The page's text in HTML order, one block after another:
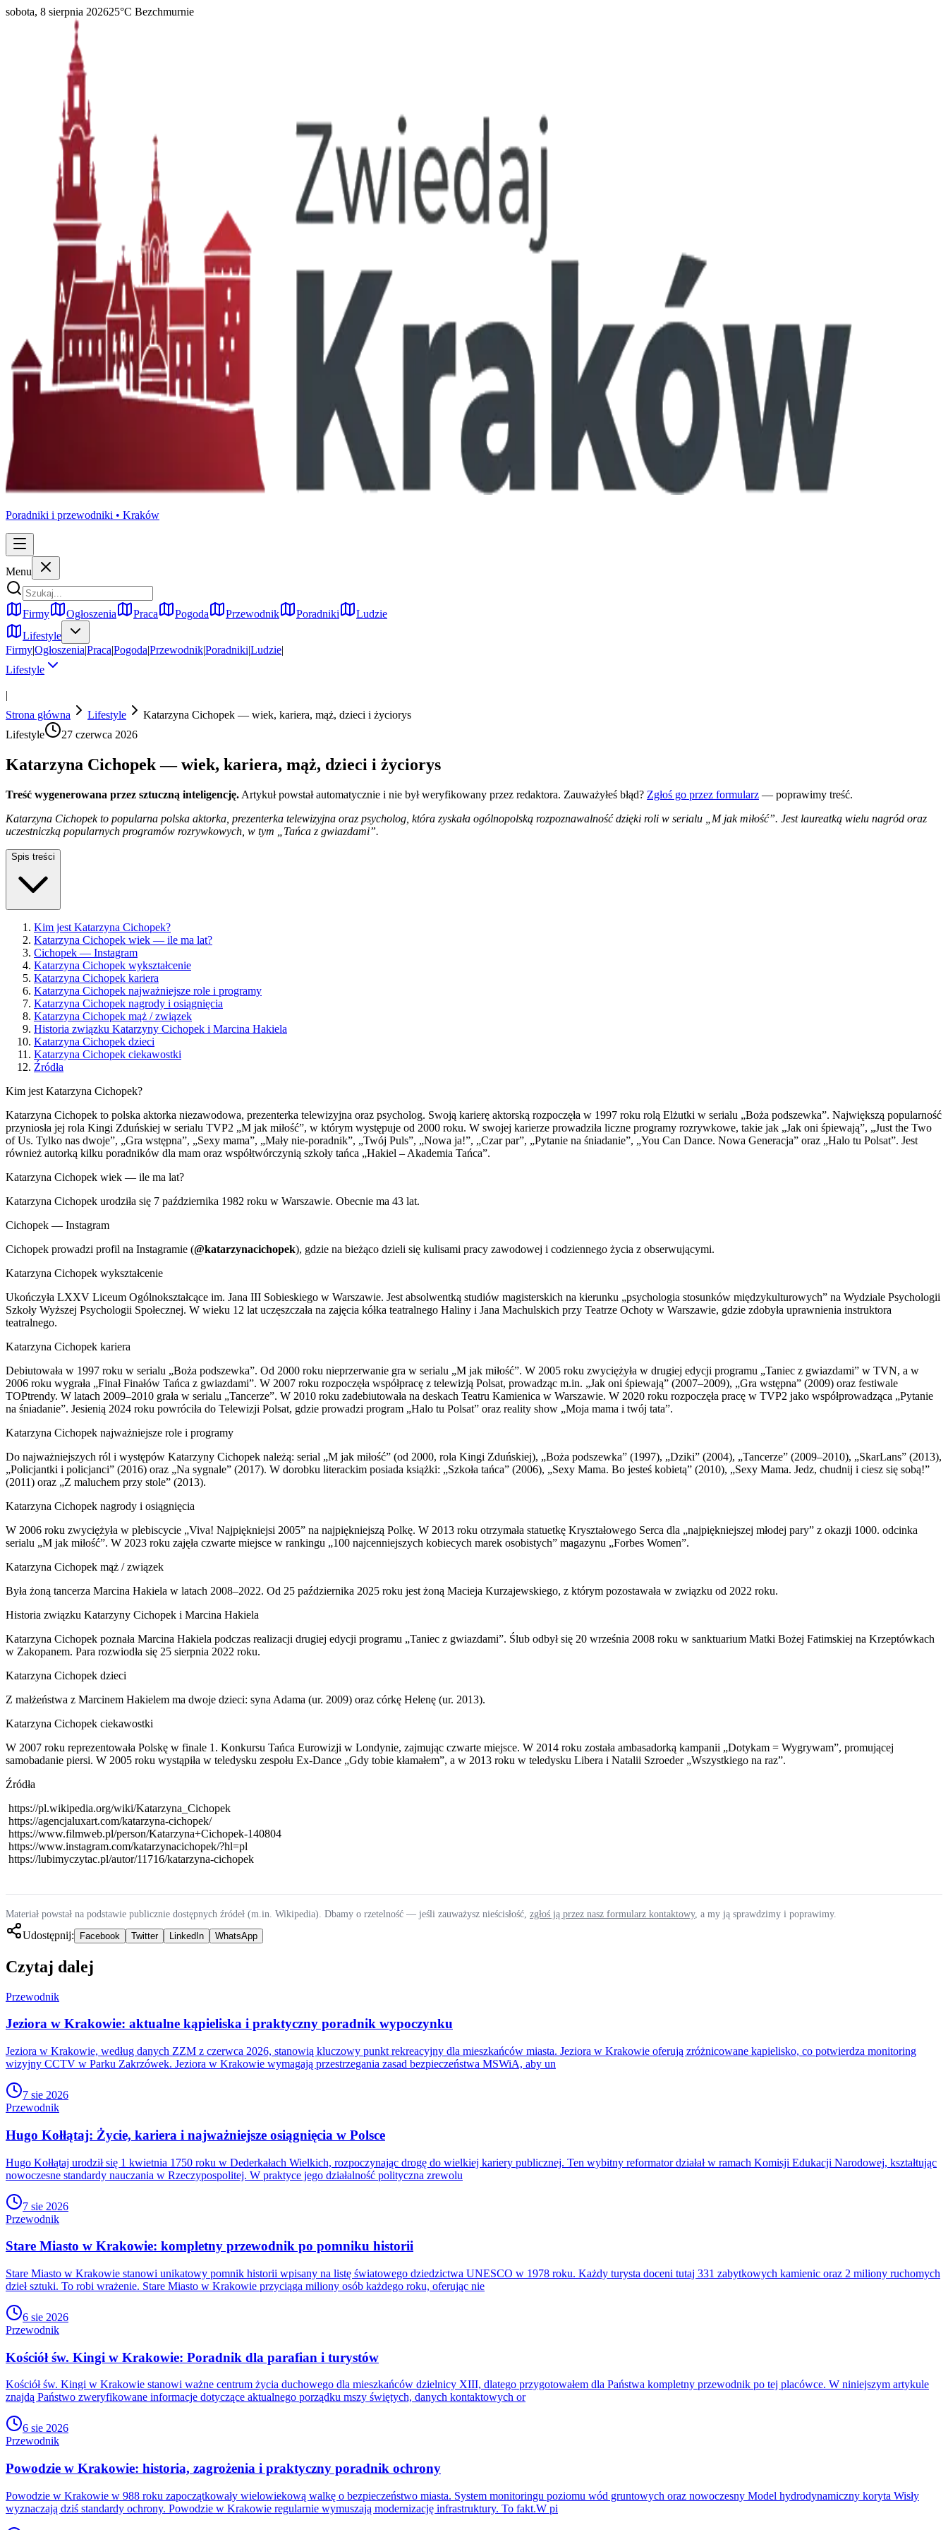
sobota, 8 sierpnia 202625°C Bezchmurnie
Poradniki i przewodniki • Kraków
Menu
Firmy Ogłoszenia Praca Pogoda Przewodnik Poradniki
Ludzie
Lifestyle
Firmy|Ogłoszenia|Praca|Pogoda|Przewodnik|Poradniki|Ludzie|
Lifestyle
|
Strona główna
Lifestyle
Katarzyna Cichopek — wiek, kariera, mąż, dzieci i życiorys
Lifestyle
27 czerwca 2026
Katarzyna Cichopek — wiek, kariera, mąż, dzieci i życiorys
Treść wygenerowana przez sztuczną inteligencję. Artykuł powstał automatycznie i nie był weryfikowany przez redaktora. Zauważyłeś błąd? Zgłoś go przez formularz — poprawimy treść.
Katarzyna Cichopek to popularna polska aktorka, prezenterka telewizyjna oraz psycholog, która zyskała ogólnopolską rozpoznawalność dzięki roli w serialu „M jak miłość”. Jest laureatką wielu nagród oraz
uczestniczką popularnych programów rozrywkowych, w tym „Tańca z gwiazdami”.
Spis treści
Kim jest Katarzyna Cichopek?
Katarzyna Cichopek wiek — ile ma lat?
Cichopek — Instagram
Katarzyna Cichopek wykształcenie
Katarzyna Cichopek kariera
Katarzyna Cichopek najważniejsze role i programy
Katarzyna Cichopek nagrody i osiągnięcia
Katarzyna Cichopek mąż / związek
Historia związku Katarzyny Cichopek i Marcina Hakiela
Katarzyna Cichopek dzieci
Katarzyna Cichopek ciekawostki
Źródła
Kim jest Katarzyna Cichopek?
Katarzyna Cichopek to polska aktorka niezawodowa, prezenterka telewizyjna oraz psycholog. Swoją karierę aktorską rozpoczęła w 1997 roku rolą Elżutki w serialu „Boża podszewka”. Największą popularność
przyniosła jej rola Kingi Zduńskiej w serialu TVP2 „M jak miłość”, w którym występuje od 2000 roku. W swojej karierze prowadziła liczne programy rozrywkowe, takie jak „Jak oni śpiewają”, „Just the Two
of Us. Tylko nas dwoje”, „Gra wstępna”, „Sexy mama”, „Mały nie-poradnik”, „Twój Puls”, „Nowa ja!”, „Czar par”, „Pytanie na śniadanie”, „You Can Dance. Nowa Generacja” oraz „Halo tu Polsat”. Jest
również autorką kilku poradników dla mam oraz współtwórczynią szkoły tańca „Hakiel – Akademia Tańca”.
Katarzyna Cichopek wiek — ile ma lat?
Katarzyna Cichopek urodziła się 7 października 1982 roku w Warszawie. Obecnie ma 43 lat.
Cichopek — Instagram
Cichopek prowadzi profil na Instagramie (@katarzynacichopek), gdzie na bieżąco dzieli się kulisami pracy zawodowej i codziennego życia z obserwującymi.
Katarzyna Cichopek wykształcenie
Ukończyła LXXV Liceum Ogólnokształcące im. Jana III Sobieskiego w Warszawie. Jest absolwentką studiów magisterskich na kierunku „psychologia stosunków międzykulturowych” na Wydziale Psychologii
Szkoły Wyższej Psychologii Społecznej. W wieku 12 lat uczęszczała na zajęcia kółka teatralnego Haliny i Jana Machulskich przy Teatrze Ochoty w Warszawie, gdzie zdobyła uprawnienia instruktora
teatralnego.
Katarzyna Cichopek kariera
Debiutowała w 1997 roku w serialu „Boża podszewka”. Od 2000 roku nieprzerwanie gra w serialu „M jak miłość”. W 2005 roku zwyciężyła w drugiej edycji programu „Taniec z gwiazdami” w TVN, a w
2006 roku wygrała „Finał Finałów Tańca z gwiazdami”. W 2007 roku rozpoczęła współpracę z telewizją Polsat, prowadząc m.in. „Jak oni śpiewają” (2007–2009), „Gra wstępna” (2009) oraz festiwale
TOPtrendy. W latach 2009–2010 grała w serialu „Tancerze”. W 2010 roku zadebiutowała na deskach Teatru Kamienica w Warszawie. W 2020 roku rozpoczęła pracę w TVP2 jako współprowadząca „Pytanie
na śniadanie”. Jesienią 2024 roku powróciła do Telewizji Polsat, gdzie prowadzi program „Halo tu Polsat” oraz reality show „Moja mama i twój tata”.
Katarzyna Cichopek najważniejsze role i programy
Do najważniejszych ról i występów Katarzyny Cichopek należą: serial „M jak miłość” (od 2000, rola Kingi Zduńskiej), „Boża podszewka” (1997), „Dziki” (2004), „Tancerze” (2009–2010), „SkarLans” (2013),
„Policjantki i policjanci” (2016) oraz „Na sygnale” (2017). W dorobku literackim posiada książki: „Szkoła tańca” (2006), „Sexy Mama. Bo jesteś kobietą” (2010), „Sexy Mama. Jedz, chudnij i ciesz się sobą!”
(2011) oraz „Z maluchem przy stole” (2013).
Katarzyna Cichopek nagrody i osiągnięcia
W 2006 roku zwyciężyła w plebiscycie „Viva! Najpiękniejsi 2005” na najpiękniejszą Polkę. W 2013 roku otrzymała statuetkę Kryształowego Serca dla „najpiękniejszej młodej pary” z okazji 1000. odcinka
serialu „M jak miłość”. W 2023 roku zajęła czwarte miejsce w rankingu „100 najcenniejszych kobiecych marek osobistych” magazynu „Forbes Women”.
Katarzyna Cichopek mąż / związek
Była żoną tancerza Marcina Hakiela w latach 2008–2022. Od 25 października 2025 roku jest żoną Macieja Kurzajewskiego, z którym pozostawała w związku od 2022 roku.
Historia związku Katarzyny Cichopek i Marcina Hakiela
Katarzyna Cichopek poznała Marcina Hakiela podczas realizacji drugiej edycji programu „Taniec z gwiazdami”. Ślub odbył się 20 września 2008 roku w sanktuarium Matki Bożej Fatimskiej na Krzeptówkach
w Zakopanem. Para rozwiodła się 25 sierpnia 2022 roku.
Katarzyna Cichopek dzieci
Z małżeństwa z Marcinem Hakielem ma dwoje dzieci: syna Adama (ur. 2009) oraz córkę Helenę (ur. 2013).
Katarzyna Cichopek ciekawostki
W 2007 roku reprezentowała Polskę w finale 1. Konkursu Tańca Eurowizji w Londynie, zajmując czwarte miejsce. W 2014 roku została ambasadorką kampanii „Dotykam = Wygrywam”, promującej
samobadanie piersi. W 2005 roku wystąpiła w teledysku zespołu Ex-Dance „Gdy tobie kłamałem”, a w 2013 roku w teledysku Libera i Natalii Szroeder „Wszystkiego na raz”.
Źródła
https://pl.wikipedia.org/wiki/Katarzyna_Cichopek
https://agencjaluxart.com/katarzyna-cichopek/
https://www.filmweb.pl/person/Katarzyna+Cichopek-140804
https://www.instagram.com/katarzynacichopek/?hl=pl
https://lubimyczytac.pl/autor/11716/katarzyna-cichopek
Materiał powstał na podstawie publicznie dostępnych źródeł (m.in. Wikipedia). Dbamy o rzetelność — jeśli zauważysz nieścisłość, zgłoś ją przez nasz formularz kontaktowy, a my ją sprawdzimy i poprawimy.
Udostępnij: Facebook Twitter LinkedIn WhatsApp
Czytaj dalej
Przewodnik
Jeziora w Krakowie: aktualne kąpieliska i praktyczny poradnik wypoczynku
Jeziora w Krakowie, według danych ZZM z czerwca 2026, stanowią kluczowy punkt rekreacyjny dla mieszkańców miasta. Jeziora w Krakowie oferują zróżnicowane kąpielisko, co potwierdza monitoring
wizyjny CCTV w Parku Zakrzówek. Jeziora w Krakowie wymagają przestrzegania zasad bezpieczeństwa MSWiA, aby un
7 sie 2026
Przewodnik
Hugo Kołłątaj: Życie, kariera i najważniejsze osiągnięcia w Polsce
Hugo Kołłątaj urodził się 1 kwietnia 1750 roku w Dederkałach Wielkich, rozpoczynając drogę do wielkiej kariery publicznej. Ten wybitny reformator działał w ramach Komisji Edukacji Narodowej, kształtując
nowoczesne standardy nauczania w Rzeczypospolitej. W praktyce jego działalność polityczna zrewolu
7 sie 2026
Przewodnik
Stare Miasto w Krakowie: kompletny przewodnik po pomniku historii
Stare Miasto w Krakowie stanowi unikatowy pomnik historii wpisany na listę światowego dziedzictwa UNESCO w 1978 roku. Każdy turysta doceni tutaj 331 zabytkowych kamienic oraz 2 miliony ruchomych
dzieł sztuki. To robi wrażenie. Stare Miasto w Krakowie przyciąga miliony osób każdego roku, oferując nie
6 sie 2026
Przewodnik
Kościół św. Kingi w Krakowie: Poradnik dla parafian i turystów
Kościół św. Kingi w Krakowie stanowi ważne centrum życia duchowego dla mieszkańców dzielnicy XIII, dlatego przygotowałem dla Państwa kompletny przewodnik po tej placówce. W niniejszym artykule
znajdą Państwo zweryfikowane informacje dotyczące aktualnego porządku mszy świętych, danych kontaktowych or
6 sie 2026
Przewodnik
Powodzie w Krakowie: historia, zagrożenia i praktyczny poradnik ochrony
Powodzie w Krakowie w 988 roku zapoczątkowały wielowiekową walkę o bezpieczeństwo miasta. System monitoringu poziomu wód gruntowych oraz nowoczesny Model hydrodynamiczny koryta Wisły
wyznaczają dziś standardy ochrony. Powodzie w Krakowie regularnie wymuszają modernizację infrastruktury. To fakt.W pi